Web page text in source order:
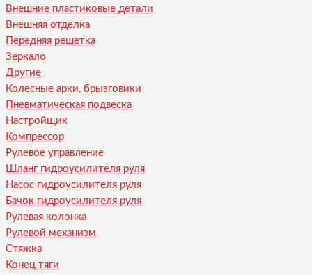
Внешние пластиковые детали
Внешняя отделка
Передняя решетка
Зеркало
Другие
Колесные арки, брызговики
Пневматическая подвеска
Настройщик
Компрессор
Рулевое управление
Шланг гидроусилителя руля
Насос гидроусилителя руля
Бачок гидроусилителя руля
Рулевая колонка
Рулевой механизм
Стяжка
Конец тяги